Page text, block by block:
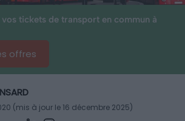
vos tickets de transport en commun à
offres
(mis à jour le 16 décembre 2025)